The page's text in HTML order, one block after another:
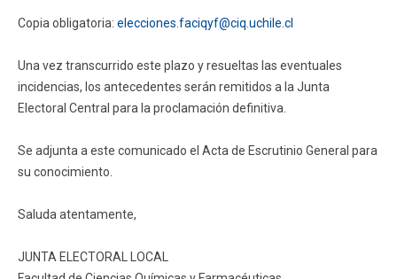
Copia obligatoria: elecciones.faciqyf@ciq.uchile.cl
Una vez transcurrido este plazo y resueltas las eventuales
incidencias, los antecedentes serán remitidos a la Junta
Electoral Central para la proclamación definitiva.
Se adjunta a este comunicado el Acta de Escrutinio General para
su conocimiento.
Saluda atentamente,
JUNTA ELECTORAL LOCAL